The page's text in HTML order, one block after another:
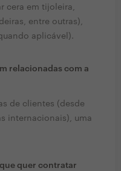
cera em tijoleira,
entre outras),
aplicável).
relacionadas com a
de clientes (desde
internacionais), uma
quer contratar